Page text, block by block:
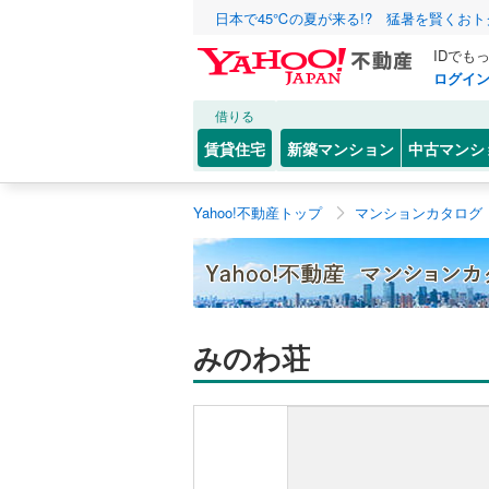
日本で45℃の夏が来る!? 猛暑を賢くおト
IDでも
ログイン
借りる
賃貸住宅 新築マンション 中古マンシ
Yahoo!不動産トップ マンションカタログ
みのわ荘